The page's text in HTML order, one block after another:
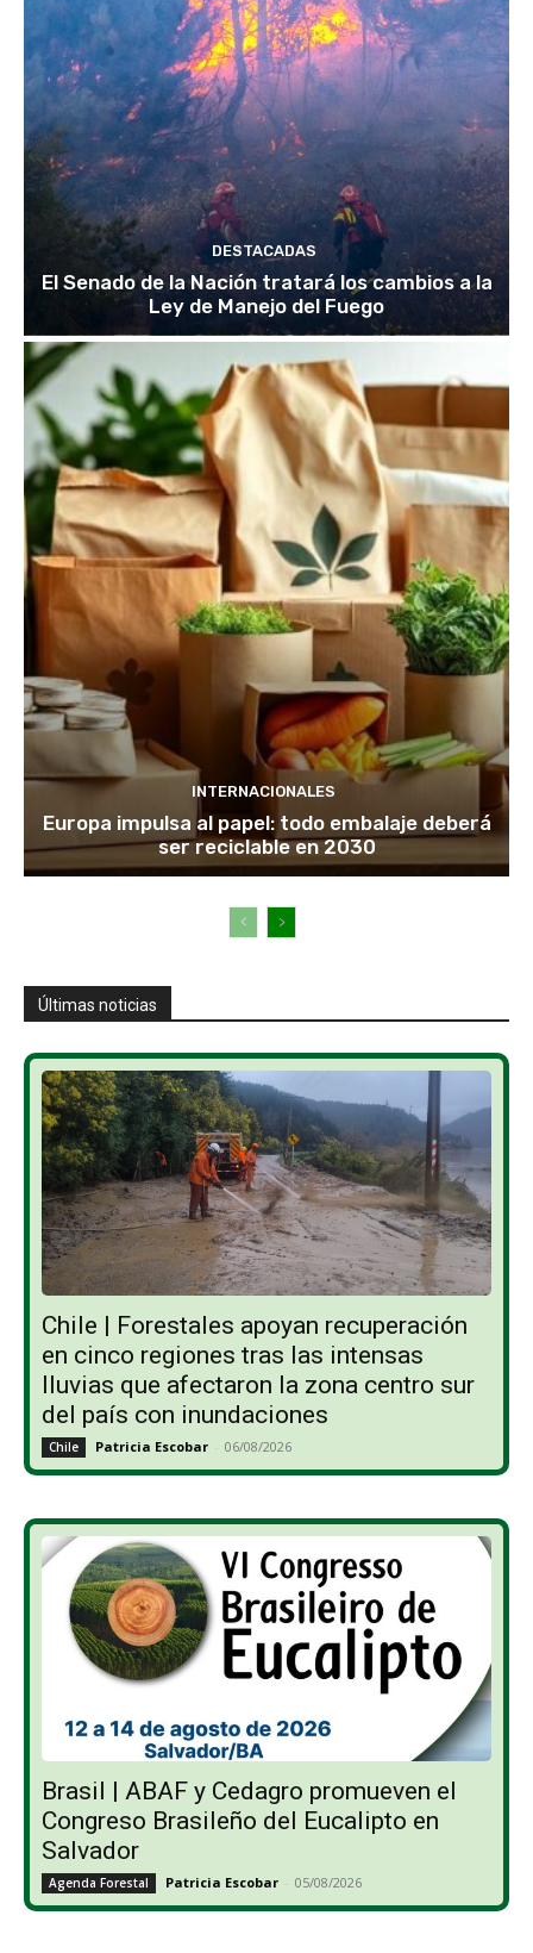
DESTACADAS
El Senado de la Nación tratará los cambios a la
Ley de Manejo del Fuego
INTERNACIONALES
Europa impulsa al papel: todo embalaje deberá
ser reciclable en 2030
Últimas noticias
Chile | Forestales apoyan recuperación
en cinco regiones tras las intensas
lluvias que afectaron la zona centro sur
del país con inundaciones
Chile Patricia Escobar - 06/08/2026
Brasil | ABAF y Cedagro promueven el
Congreso Brasileño del Eucalipto en
Salvador
Agenda Forestal Patricia Escobar - 05/08/2026